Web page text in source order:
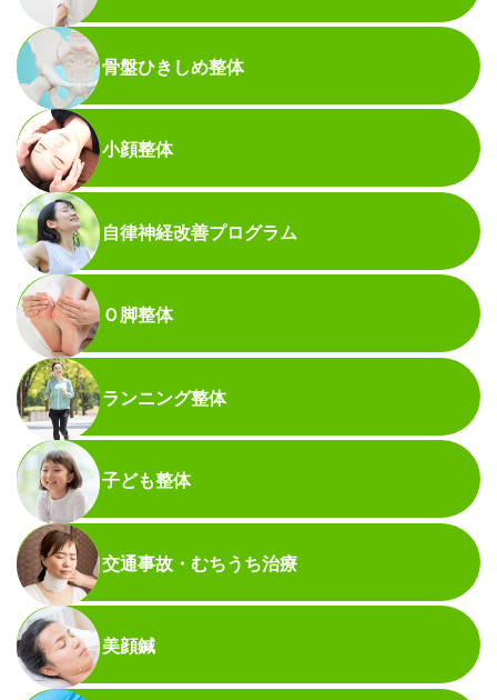
骨盤ひきしめ整体
小顔整体
自律神経改善プログラム
Ｏ脚整体
ランニング整体
子ども整体
交通事故・むちうち治療
美顔鍼